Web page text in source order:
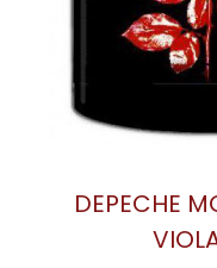
DEPECHE